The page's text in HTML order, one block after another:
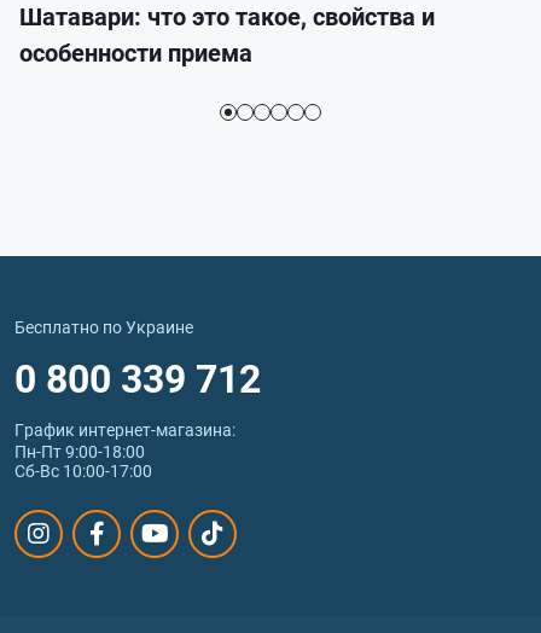
Шатавари: что это такое, свойства и
особенности приема
Бесплатно по Украине
0 800 339 712
График интернет‑магазина:
Пн-Пт 9:00-18:00
Сб-Вс 10:00-17:00